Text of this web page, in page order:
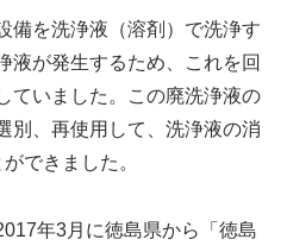
備を洗浄液（溶剤）で洗浄す
液が発生するため、これを回
ていました。この廃洗浄液の
別、再使用して、洗浄液の消
できました。
年3月に徳島県から「徳島